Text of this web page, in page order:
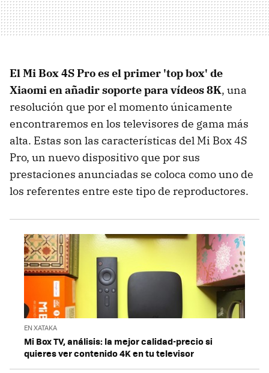
El Mi Box 4S Pro es el primer 'top box' de
Xiaomi en añadir soporte para vídeos 8K, una
resolución que por el momento únicamente
encontraremos en los televisores de gama más
alta. Estas son las características del Mi Box 4S
Pro, un nuevo dispositivo que por sus
prestaciones anunciadas se coloca como uno de
los referentes entre este tipo de reproductores.
EN XATAKA
Mi Box TV, análisis: la mejor calidad-precio si
quieres ver contenido 4K en tu televisor